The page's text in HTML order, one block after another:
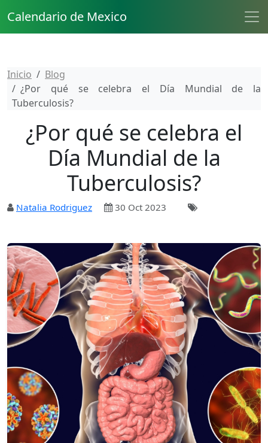
Calendario de Mexico
Inicio
Blog
¿Por qué se celebra el Día Mundial de la
Tuberculosis?
¿Por qué se celebra el
Día Mundial de la
Tuberculosis?
Natalia Rodriguez 30 Oct 2023